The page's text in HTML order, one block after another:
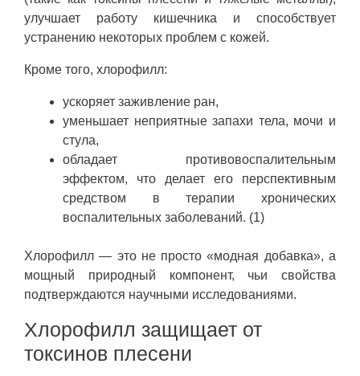
улучшает работу кишечника и способствует
устранению некоторых проблем с кожей.
Кроме того, хлорофилл:
ускоряет заживление ран,
уменьшает неприятные запахи тела, мочи и
стула,
обладает противовоспалительным
эффектом, что делает его перспективным
средством в терапии хронических
воспалительных заболеваний. (1)
Хлорофилл — это не просто «модная добавка», а
мощный природный компонент, чьи свойства
подтверждаются научными исследованиями.
Хлорофилл защищает от
токсинов плесени